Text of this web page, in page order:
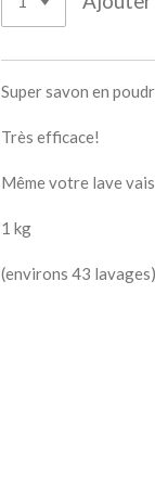
Super savon en
Très efficace!
Même votre lave
1 kg
(environs 43 lavages)